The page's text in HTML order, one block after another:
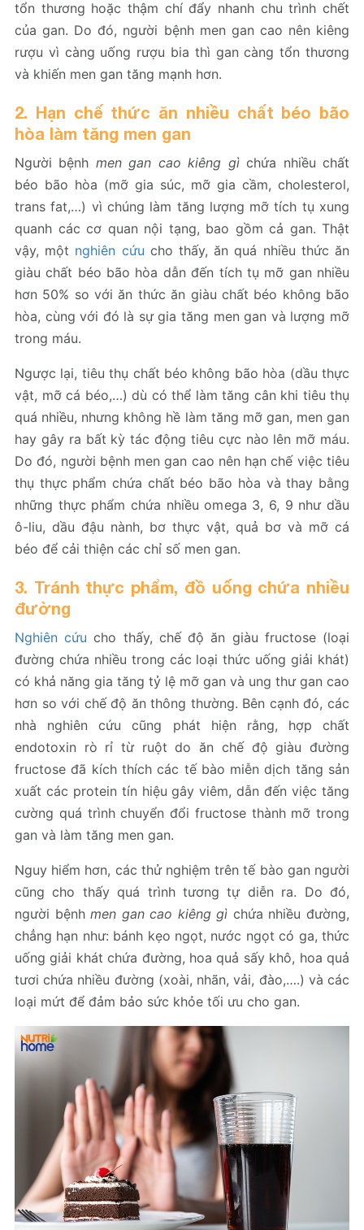
tổn thương hoặc thậm chí đẩy nhanh chu trình chết
của gan. Do đó, người bệnh men gan cao nên kiêng
rượu vì càng uống rượu bia thì gan càng tổn thương
và khiến men gan tăng mạnh hơn.
2. Hạn chế thức ăn nhiều chất béo bão
hòa làm tăng men gan
Người bệnh men gan cao kiêng gìchứa nhiều chất
béo bão hòa (mỡ gia súc, mỡ gia cầm, cholesterol,
trans fat,…) vì chúng làm tăng lượng mỡ tích tụ xung
quanh các cơ quan nội tạng, bao gồm cả gan​​. Thật
vậy, một nghiên cứu cho thấy, ăn quá nhiều thức ăn
giàu chất béo bão hòa dẫn đến tích tụ mỡ gan nhiều
hơn 50% so với ăn thức ăn giàu chất béo không bão
hòa, cùng với đó là sự gia tăng men gan và lượng mỡ
trong máu.
Ngược lại, tiêu thụ chất béo không bão hòa (dầu thực
vật, mỡ cá béo,…) dù có thể làm tăng cân khi tiêu thụ
quá nhiều, nhưng không hề làm tăng mỡ gan, men gan
hay gây ra bất kỳ tác động tiêu cực nào lên mỡ máu.
Do đó, người bệnh men gan cao nên hạn chế việc tiêu
thụ thực phẩm chứa chất béo bão hòa và thay bằng
những thực phẩm chứa nhiều omega 3, 6, 9 như dầu
ô-liu, dầu đậu nành, bơ thực vật, quả bơ và mỡ cá
béo để cải thiện các chỉ số men gan.
3. Tránh thực phẩm, đồ uống chứa nhiều
đường
Nghiên cứu cho thấy, chế độ ăn giàu fructose (loại
đường chứa nhiều trong các loại thức uống giải khát)
có khả năng gia tăng tỷ lệ mỡ gan và ung thư gan cao
hơn so với chế độ ăn thông thường​. Bên cạnh đó, các
nhà nghiên cứu cũng phát hiện rằng, hợp chất
endotoxin rò rỉ từ ruột do ăn chế độ giàu đường
fructose đã kích thích các tế bào miễn dịch tăng sản
xuất các protein tín hiệu gây viêm, dẫn đến việc tăng
cường quá trình chuyển đổi fructose thành mỡ trong
gan​ và làm tăng men gan​.
Nguy hiểm hơn, các thử nghiệm trên tế bào gan người
cũng cho thấy quá trình tương tự diễn ra. Do đó,
người bệnhmen gan cao kiêng gì chứa nhiều đường,
chẳng hạn như: bánh kẹo ngọt, nước ngọt có ga, thức
uống giải khát chứa đường, hoa quả sấy khô, hoa quả
tươi chứa nhiều đường (xoài, nhãn, vải, đào,….) và các
loại mứt để đảm bảo sức khỏe tối ưu cho gan.